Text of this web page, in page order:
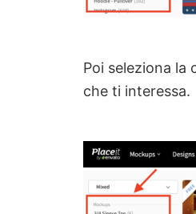
Poi seleziona la
che ti interessa.